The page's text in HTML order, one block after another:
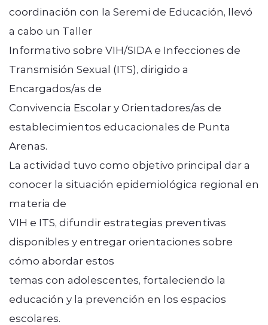
coordinación con la Seremi de Educación, llevó
a cabo un Taller
Informativo sobre VIH/SIDA e Infecciones de
Transmisión Sexual (ITS), dirigido a
Encargados/as de
Convivencia Escolar y Orientadores/as de
establecimientos educacionales de Punta
Arenas.
La actividad tuvo como objetivo principal dar a
conocer la situación epidemiológica regional en
materia de
VIH e ITS, difundir estrategias preventivas
disponibles y entregar orientaciones sobre
cómo abordar estos
temas con adolescentes, fortaleciendo la
educación y la prevención en los espacios
escolares.